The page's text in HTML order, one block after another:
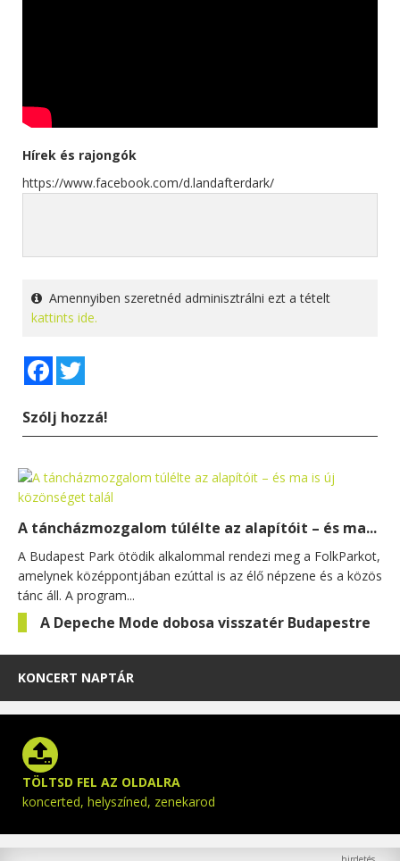
Hírek és rajongók
https://www.facebook.com/d.landafterdark/
Amennyiben szeretnéd adminisztrálni ezt a tételt
kattints ide.
Facebook
Szólj hozzá!
A táncházmozgalom túlélte az alapítóit – és ma...
A Budapest Park ötödik alkalommal rendezi meg a FolkParkot,
amelynek középpontjában ezúttal is az élő népzene és a közös
tánc áll. A program...
A Depeche Mode dobosa visszatér Budapestre
KONCERT NAPTÁR
TÖLTSD FEL AZ OLDALRA
koncerted, helyszíned, zenekarod